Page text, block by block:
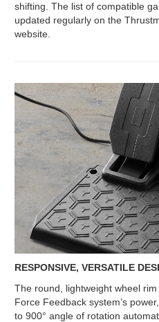
shifting. The list of compatible
updated regularly on the
website.
RESPONSIVE, VERSATILE
The round, lightweight wheel
Force Feedback system’s
to 900° angle of rotation